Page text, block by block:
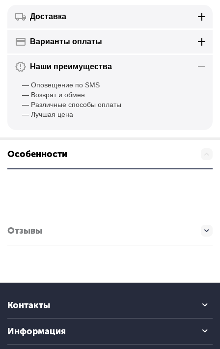
Доставка
Варианты оплаты
Наши преимущества
— Оповещение по SMS
— Возврат и обмен
— Различные способы оплаты
— Лучшая цена
Особенности
Отзывы
Контакты
Информация